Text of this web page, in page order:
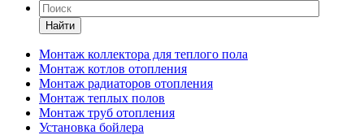
Найти
Монтаж коллектора для теплого пола
Монтаж котлов отопления
Монтаж радиаторов отопления
Монтаж теплых полов
Монтаж труб отопления
Установка бойлера